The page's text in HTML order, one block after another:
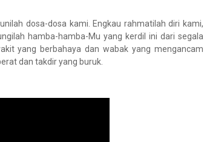
dosa-dosa kami. Engkau rahmatilah diri kami,
hamba-hamba-Mu yang kerdil ini dari segala
yang berbahaya dan wabak yang mengancam
dan takdir yang buruk.